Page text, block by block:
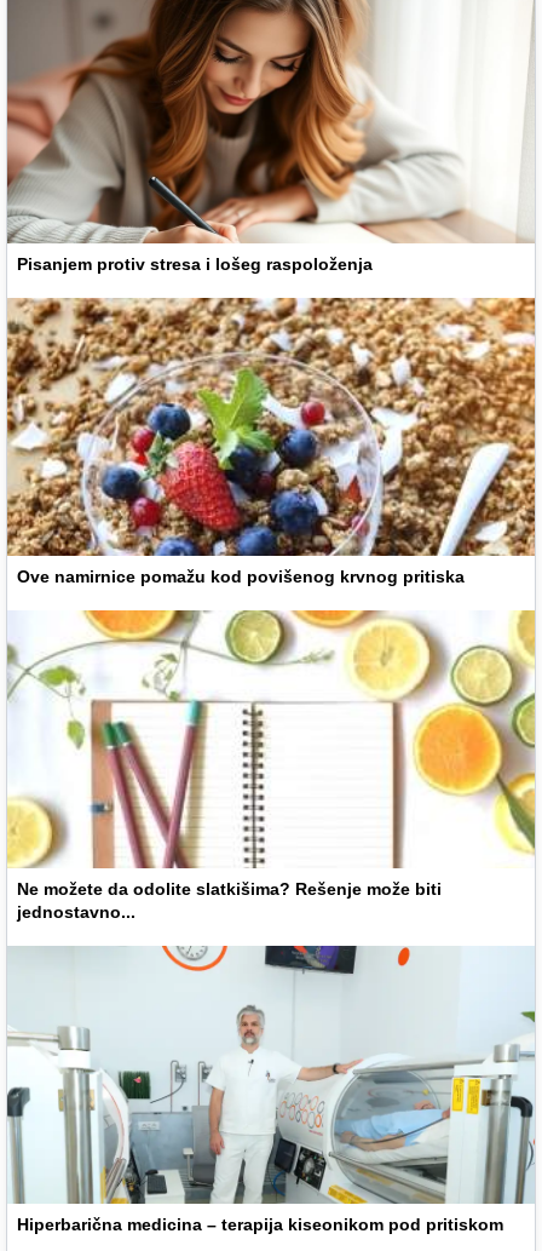
Pisanjem protiv stresa i lošeg raspoloženja
Ove namirnice pomažu kod povišenog krvnog pritiska
Ne možete da odolite slatkišima? Rešenje može biti
jednostavno...
Hiperbarična medicina – terapija kiseonikom pod pritiskom